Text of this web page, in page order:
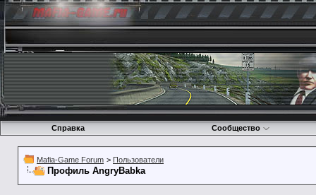
Справка Сообщество
Mafia-Game Forum > Пользователи
Профиль AngryBabka